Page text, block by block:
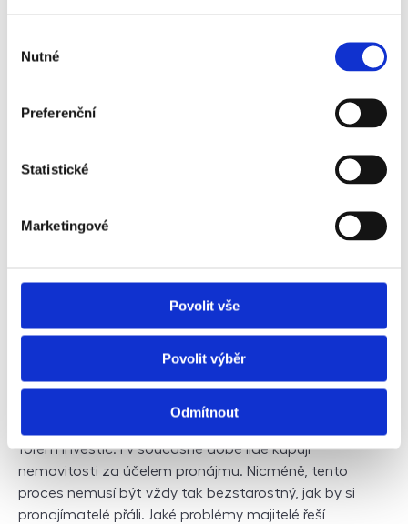
souhlasu
Nutné
Preferenční
Statistické
Marketingové
Povolit vše
Povolit výběr
Odmítnout
Jak nešlápnout vedle při pronajímání
nemovitostí?
forem investic. I v současné době lidé kupují
nemovitosti za účelem pronájmu. Nicméně, tento
proces nemusí být vždy tak bezstarostný, jak by si
pronajímatelé přáli. Jaké problémy majitelé řeší